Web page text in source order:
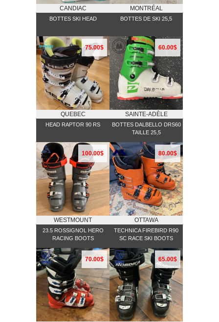
CANDIAC
BOTTES SKI HEAD
MONTRÉAL
BOTTES DE SKI 25,5
75.00$
QUEBEC
HEAD RAPTOR 90 RS
60.00$
SAINTE-ADÈLE
BOTTES DALBELLO DRS60
TAILLE 25,5
100.00$
WESTMOUNT
23.5 ROSSIGNOL HERO
RACING BOOTS
80.00$
OTTAWA
TECHNICA FIREBIRD R90
SC RACE SKI BOOTS
70.00$ 65.00$